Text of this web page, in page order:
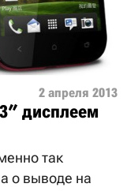
2 апреля 2013
дисплеем
так
о выводе на